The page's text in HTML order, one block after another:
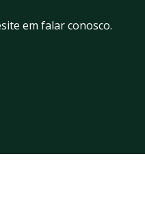
em falar conosco.